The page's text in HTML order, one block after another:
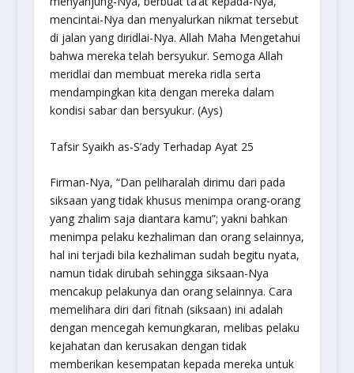
mencintai-Nya dan menyalurkan nikmat tersebut
di jalan yang diridlai-Nya. Allah Maha Mengetahui
bahwa mereka telah bersyukur. Semoga Allah
meridlai dan membuat mereka ridla serta
mendampingkan kita dengan mereka dalam
kondisi sabar dan bersyukur. (Ays)
Tafsir Syaikh as-S’ady Terhadap Ayat 25
Firman-Nya, “Dan peliharalah dirimu dari pada
siksaan yang tidak khusus menimpa orang-orang
yang zhalim saja diantara kamu”; yakni bahkan
menimpa pelaku kezhaliman dan orang selainnya,
hal ini terjadi bila kezhaliman sudah begitu nyata,
namun tidak dirubah sehingga siksaan-Nya
mencakup pelakunya dan orang selainnya. Cara
memelihara diri dari fitnah (siksaan) ini adalah
dengan mencegah kemungkaran, melibas pelaku
kejahatan dan kerusakan dengan tidak
memberikan kesempatan kepada mereka untuk